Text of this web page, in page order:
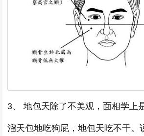
3、 地包天除了不美观，面相学上
溜天包地吃狗屁，地包天吃不干。